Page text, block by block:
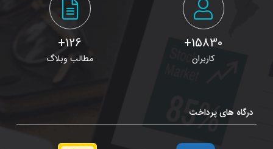
15830+
کاربران
126+
مطالب وبلاگ
درگاه های پرداخت